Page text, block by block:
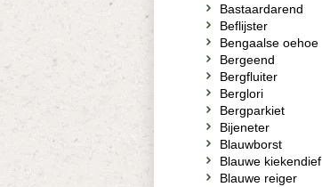
Bastaardarend
Beflijster
Bengaalse oehoe
Bergeend
Bergfluiter
Berglori
Bergparkiet
Bijeneter
Blauwborst
Blauwe kiekendief
Blauwe reiger